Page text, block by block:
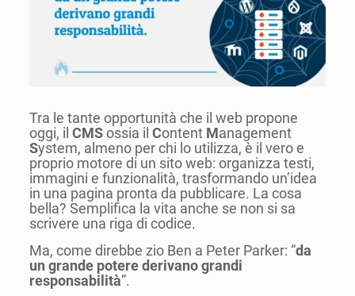
Tra le tante opportunità che il web propone
oggi, il CMSossia il Content Management
System, almeno per chi lo utilizza, è il vero e
proprio motore di un sito web: organizza testi,
immagini e funzionalità, trasformando un’idea
in una pagina pronta da pubblicare. La cosa
bella? Semplifica la vita anche se non si sa
scrivere una riga di codice.
Ma, come direbbe zio Ben a Peter Parker: “da
un grande potere derivano grandi
responsabilità”.